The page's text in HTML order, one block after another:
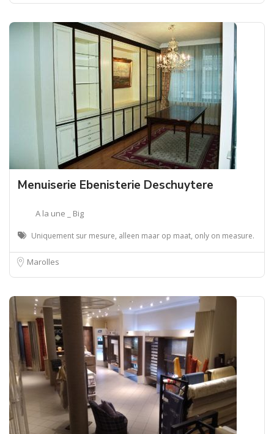
Menuiserie Ebenisterie Deschuytere
A la une _ Big
Uniquement sur mesure, alleen maar op maat, only on measure.
Marolles